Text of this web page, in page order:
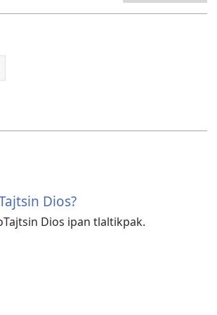
Dios?
Dios ipan tlaltikpak.